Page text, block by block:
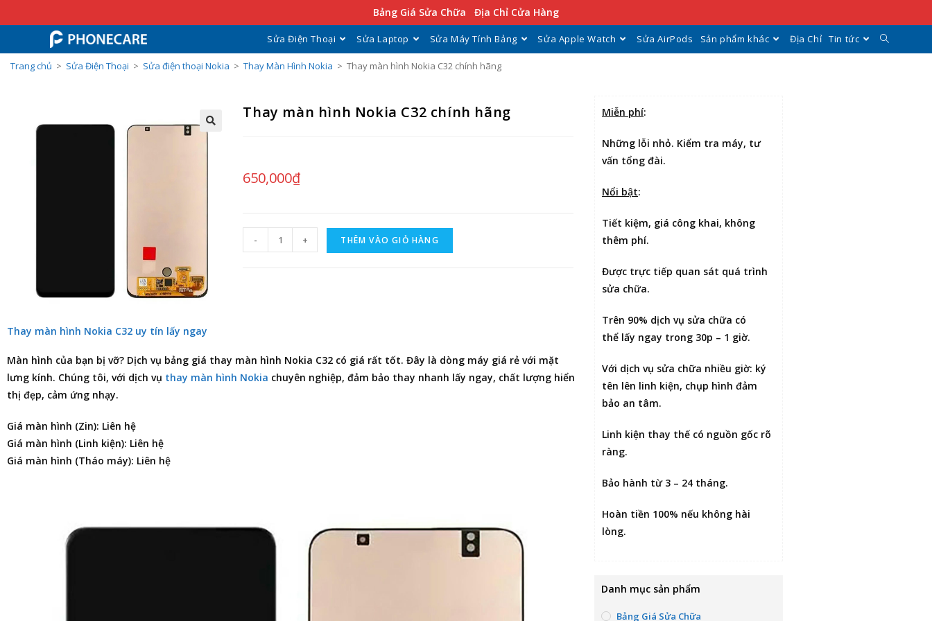
Bảng Giá Sửa Chữa Địa Chỉ Cửa Hàng
Sửa Điện Thoại Sửa Laptop Sửa Máy Tính Bảng Sửa Apple Watch Sửa AirPods Sản phẩm khác Địa Chỉ Tin tức
Trang chủ > Sửa Điện Thoại > Sửa điện thoại Nokia > Thay Màn Hình Nokia > Thay màn hình Nokia C32 chính hãng
Thay màn hình Nokia C32 chính hãng
650,000₫
- + THÊM VÀO GIỎ HÀNG
Thay màn hình Nokia C32 uy tín lấy ngay
Màn hình của bạn bị vỡ? Dịch vụ bảng giá thay màn hình Nokia C32 có giá rất tốt. Đây là dòng máy giá rẻ với mặt
lưng kính. Chúng tôi, với dịch vụ thay màn hình Nokia chuyên nghiệp, đảm bảo thay nhanh lấy ngay, chất lượng hiển
thị đẹp, cảm ứng nhạy.
Giá màn hình (Zin): Liên hệ
Giá màn hình (Linh kiện): Liên hệ
Giá màn hình (Tháo máy): Liên hệ
Miễn phí:
Những lỗi nhỏ. Kiểm tra máy, tư
vấn tổng đài.
Nổi bật:
Tiết kiệm, giá công khai, không
thêm phí.
Được trực tiếp quan sát quá trình
sửa chữa.
Trên 90% dịch vụ sửa chữa có
thể lấy ngay trong 30p – 1 giờ.
Với dịch vụ sửa chữa nhiều giờ: ký
tên lên linh kiện, chụp hình đảm
bảo an tâm.
Linh kiện thay thế có nguồn gốc rõ
ràng.
Bảo hành từ 3 – 24 tháng.
Hoàn tiền 100% nếu không hài
lòng.
Danh mục sản phẩm
Bảng Giá Sửa Chữa